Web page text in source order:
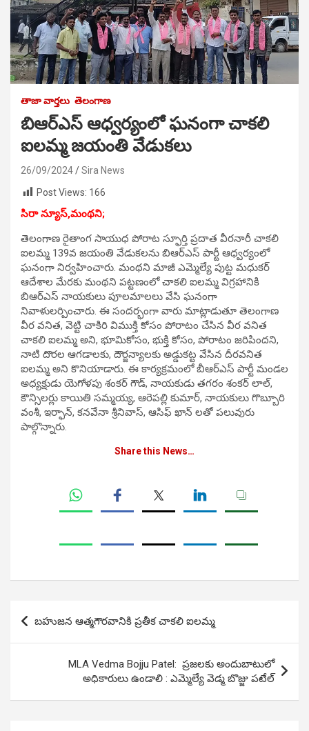
తాజా వార్తలు తెలంగాణ
బిఆర్ఎస్ ఆధ్వర్యంలో ఘనంగా చాకలి
ఐలమ్మ జయంతి వేడుకలు
26/09/2024
Sira News
Post Views: 166
సిరా న్యూస్,మంథని;
తెలంగాణ రైతాంగ సాయుధ పోరాట స్ఫూర్తి ప్రదాత వీరనారీ చాకలి
ఐలమ్మ 139వ జయంతి వేడుకలను బిఆర్ఎస్ పార్టీ ఆధ్వర్యంలో
ఘనంగా నిర్వహించారు. మంథని మాజీ ఎమ్మెల్యే పుట్ట మధుకర్
ఆదేశాల మేరకు మంథని పట్టణంలో చాకలి ఐలమ్మ విగ్రహానికి
బిఆర్ఎస్ నాయకులు పూలమాలలు వేసి ఘనంగా
నివాళులర్పించారు. ఈ సందర్భంగా వారు మాట్లాడుతూ తెలంగాణ
వీర వనిత, వెట్టి చాకిరి విముక్తి కోసం పోరాటం చేసిన వీర వనిత
చాకలి ఐలమ్మ అని, భూమికోసం, భుక్తి కోసం, పోరాటం జరిపిందని,
నాటి దొరల ఆగడాలకు, దౌర్జన్యాలకు అడ్డుకట్ట వేసిన దీరవనిత
ఐలమ్మ అని కొనియాడారు. ఈ కార్యక్రమంలో బీఆర్ఎస్ పార్టీ మండల
అధ్యక్షుడు యెగోళపు శంకర్ గౌడ్, నాయకుడు తగరం శంకర్ లాల్,
కౌన్సిలర్లు కాయితి సమ్మయ్య, ఆరెపల్లి కుమార్, నాయకులు గొబ్బూరి
వంశీ, ఇర్ఫాన్, కనవేనా శ్రీనివాస్, ఆసిఫ్ ఖాన్ లతో పలువురు
పాల్గొన్నారు.
Share this News…
Post
navigation
బహుజన ఆత్మగౌరవానికి ప్రతీక చాకలి ఐలమ్మ
MLA Vedma Bojju Patel: ప్రజలకు అందుబాటులో
అధికారులు ఉండాలి : ఎమ్మెల్యే వెడ్మ బొజ్జు పటేల్